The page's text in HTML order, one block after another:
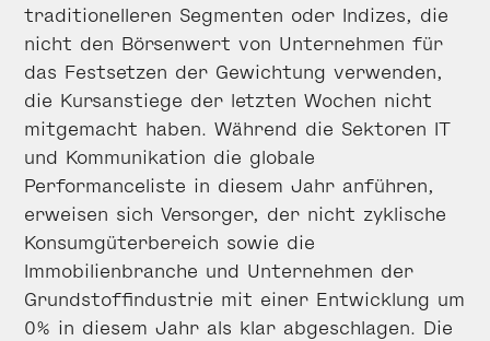
traditionelleren Segmenten oder Indizes, die
nicht den Börsenwert von Unternehmen für
das Festsetzen der Gewichtung verwenden,
die Kursanstiege der letzten Wochen nicht
mitgemacht haben. Während die Sektoren IT
und Kommunikation die globale
Performanceliste in diesem Jahr anführen,
erweisen sich Versorger, der nicht zyklische
Konsumgüterbereich sowie die
Immobilienbranche und Unternehmen der
Grundstoffindustrie mit einer Entwicklung um
0% in diesem Jahr als klar abgeschlagen. Die